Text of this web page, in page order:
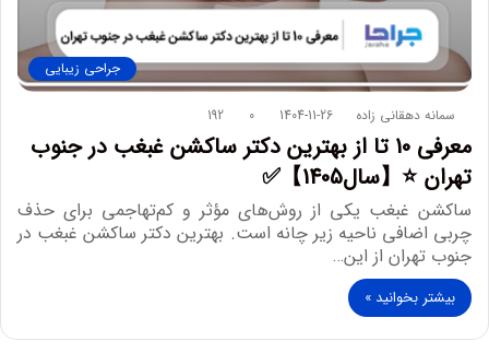
جراحی زیبایی
سمانه دهقانی زاده 1404-11-26
0
192
معرفی 10 تا از بهترین دکتر ساکشن غبغب در جنوب
تهران ⭐【سال1405】✅
ساکشن غبغب یکی از روش‌های مؤثر و کم‌تهاجمی برای حذف
چربی اضافی ناحیه زیر چانه است. بهترین دکتر ساکشن غبغب در
جنوب تهران از این…
بیشتر بخوانید »